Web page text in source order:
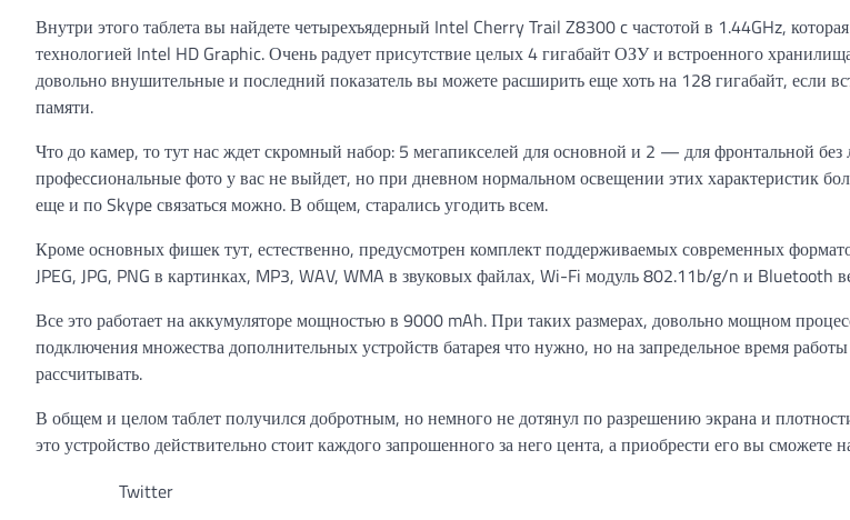
Внутри этого таблета вы найдете четырехъядерный Intel Cherry Trail Z8300 c частотой в 1.44GHz,
технологией Intel HD Graphic. Очень радует присутствие целых 4 гигабайт ОЗУ и встроенного
довольно внушительные и последний показатель вы можете расширить еще хоть на 128 гигабайт, если
памяти.
Что до камер, то тут нас ждет скромный набор: 5 мегапикселей для основной и 2 — для фронтальной
професcиональные фото у вас не выйдет, но при дневном нормальном освещении этих характеристик
еще и по Skype связаться можно. В общем, старались угодить всем.
Кроме основных фишек тут, естественно, предусмотрен комплект поддерживаемых современных
JPEG, JPG, PNG в картинках, MP3, WAV, WMA в звуковых файлах, Wi-Fi модуль 802.11b/g/n и Bluetooth
Все это работает на аккумуляторе мощностью в 9000 mAh. При таких размерах, довольно мощном
подключения множества дополнительных устройств батарея что нужно, но на запредельное время
рассчитывать.
В общем и целом таблет получился добротным, но немного не дотянул по разрешению экрана и
это устройство действительно стоит каждого запрошенного за него цента, а приобрести его вы сможете
Twitter